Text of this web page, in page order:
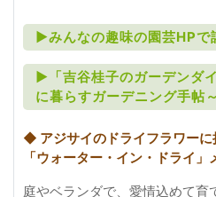
►みんなの趣味の園芸HPで
►「吉谷桂子のガーデンダ
に暮らすガーデニング手帖
◆ アジサイのドライフラワー
「ウォーター・イン・ドライ」
庭やベランダで、愛情込めて育